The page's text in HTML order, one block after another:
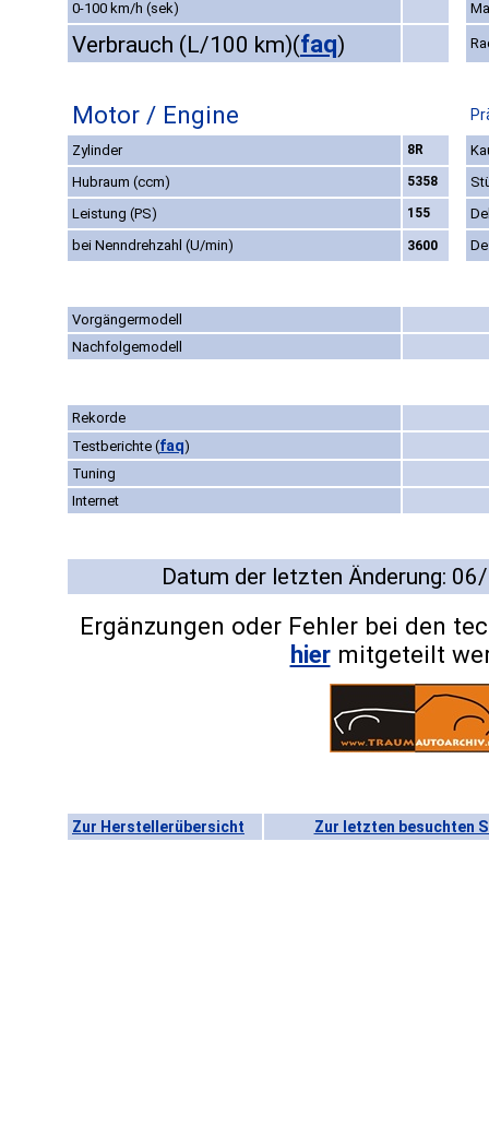
0-100 km/h (sek)
Verbrauch (L/100 km)(faq)
Motor / Engine
Zylinder 8R
Hubraum (ccm)
5358
Leistung (PS)
155
bei Nenndrehzahl (U/min)
3600
Vorgängermodell
Nachfolgemodell
Rekorde
Testberichte (faq)
Tuning
Internet
Datum der letzten Änderung:
Ergänzungen oder Fehler bei den
hiermitgeteilt
Zur Herstellerübersicht Zur letzten besuchten